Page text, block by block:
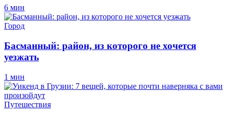
6 мин
Город
Басманный: район, из которого не хочется
уезжать
1 мин
Путешествия